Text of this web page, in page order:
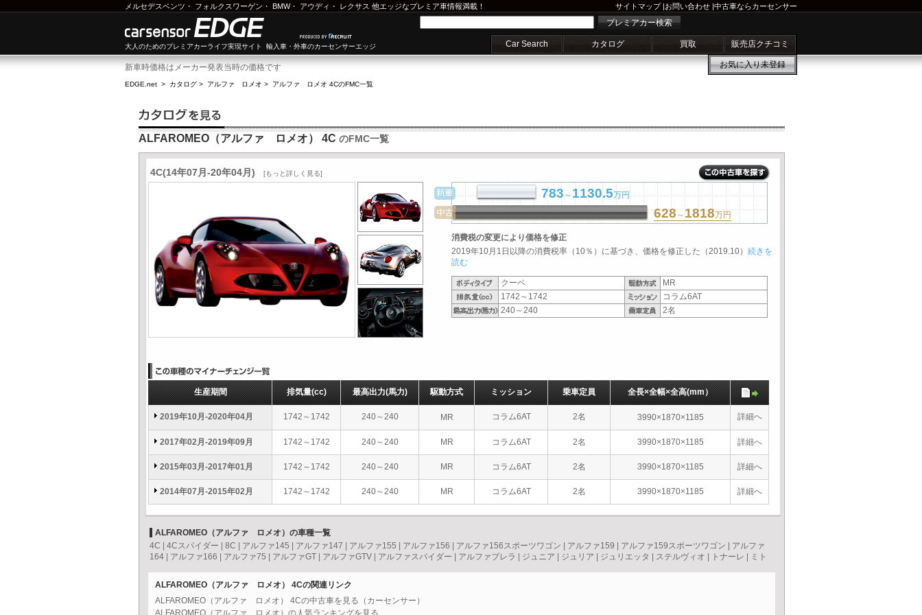
メルセデスベンツ ・ フォルクスワーゲン ・ BMW・ アウディ ・ レクサス 他エッジなプレミア車情報満載！ サイトマップ|お問い合わせ |中古車ならカーセンサー
大人のためのプレミアカーライフ実現サイト 輸入車・外車のカーセンサーエッジ
プレミアカー検索
Car Search カタログ 買取 販売店クチコミ
お気に入り未登録
新車時価格はメーカー発表当時の価格です
EDGE.net > カタログ > アルファ ロメオ > アルファ ロメオ 4CのFMC一覧
ALFAROMEO（アルファ ロメオ） 4C のFMC一覧
4C(14年07月-20年04月) [もっと詳しく見る]
783～1130.5万円
628 ～1818万円
消費税の変更により価格を修正
2019年10月1日以降の消費税率（10％）に基づき、価格を修正した（2019.10） 続きを
読む
クーペ
MR
1742～1742
コラム6AT
240～240
2名
生産期間 排気量(cc) 最高出力(馬力) 駆動方式 ミッション 乗車定員 全長×全幅×全高(mm）
2019年10月-2020年04月 1742～1742 240～240 MR コラム6AT 2名 3990×1870×1185 詳細へ
2017年02月-2019年09月 1742～1742 240～240 MR コラム6AT 2名 3990×1870×1185 詳細へ
2015年03月-2017年01月 1742～1742 240～240 MR コラム6AT 2名 3990×1870×1185 詳細へ
2014年07月-2015年02月 1742～1742 240～240 MR コラム6AT 2名 3990×1870×1185 詳細へ
ALFAROMEO（アルファ ロメオ）の車種一覧
4C
4Cスパイダー 8C アルファ145 アルファ147 アルファ155 アルファ156 アルファ156スポーツワゴン アルファ159 アルファ159スポーツワゴン
アルファ
164
アルファ166 アルファ75 アルファGT アルファGTV アルファスパイダー アルファブレラ ジュニア ジュリア ジュリエッタ ステルヴィオ トナーレ ミト
ALFAROMEO（アルファ ロメオ） 4Cの関連リンク
ALFAROMEO（アルファ ロメオ） 4Cの中古車を見る（カーセンサー）
ALFAROMEO（アルファ ロメオ）の人気ランキングを見る